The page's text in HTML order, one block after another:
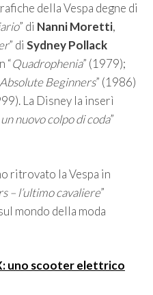
della Vespa degne di
” di Nanni Moretti,
” di Sydney Pollack
“Quadrophenia” (1979);
Absolute Beginners” (1986)
La Disney la inserì
nuovo colpo di coda”
ritrovato la Vespa in
– l’ultimo cavaliere”
mondo della moda
uno scooter elettrico